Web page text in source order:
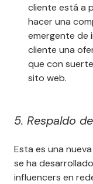
cliente está a
hacer una
emergente de
cliente una
que con
sito web.
5. Respaldo
Esta es una
se ha
influencers en